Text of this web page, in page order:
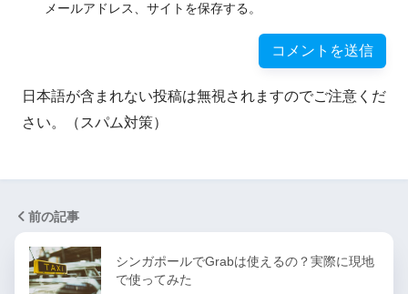
メールアドレス、サイトを保存する。
日本語が含まれない投稿は無視されますのでご注意くだ
さい。（スパム対策）
前の記事
シンガポールでGrabは使えるの？実際に現地
で使ってみた